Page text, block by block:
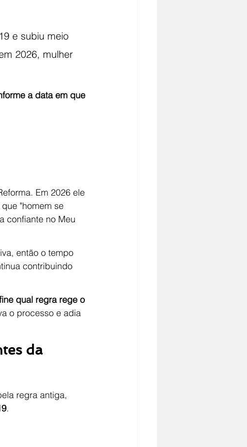
e subiu meio
2026, mulher
a data em que
Em 2026 ele
"homem se
confiante no Meu
então o tempo
contribuindo
qual regra rege o
o processo e adia
da
regra antiga,
.